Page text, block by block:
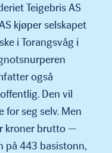
Teigebris AS
kjøper selskapet
i Torangsvåg i
også
Den vil
for seg selv. Men
kroner brutto —
på 443 basistonn,